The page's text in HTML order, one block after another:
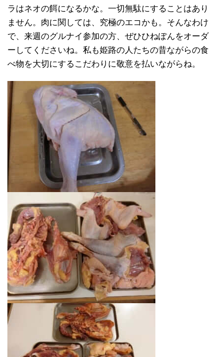
ラはネオの餌になるかな。一切無駄にすることはあり
ません。肉に関しては、究極のエコかも。そんなわけ
で、来週のグルナイ参加の方、ぜひひねぽんをオーダ
ーしてくださいね。私も姫路の人たちの昔ながらの食
べ物を大切にするこだわりに敬意を払いながらね。